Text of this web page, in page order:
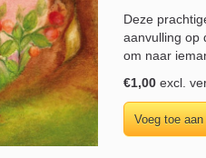
Deze
aanvulling op
om naar
€1,00 excl.